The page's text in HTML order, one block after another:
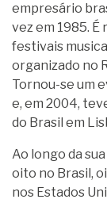
empresário
vez em 1985.
festivais
organizado no
Tornou-se um
e, em 2004,
do Brasil em
Ao longo da
oito no Brasil,
nos Estados